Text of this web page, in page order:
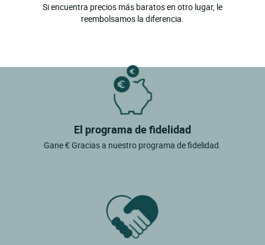
Si encuentra precios más baratos en otro lugar, le
reembolsamos la diferencia.
El programa de fidelidad
Gane € Gracias a nuestro programa de fidelidad.